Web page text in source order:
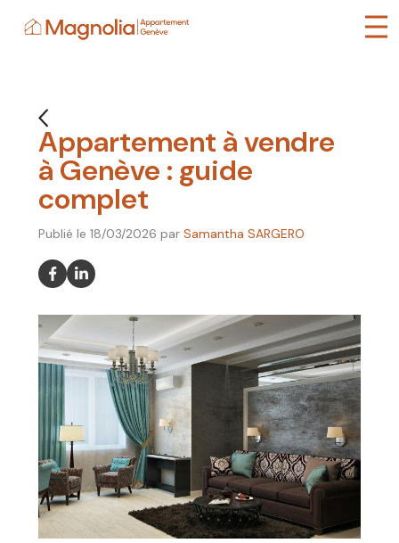
Appartement à vendre
à Genève : guide
complet
Publié le 18/03/2026 par Samantha SARGERO